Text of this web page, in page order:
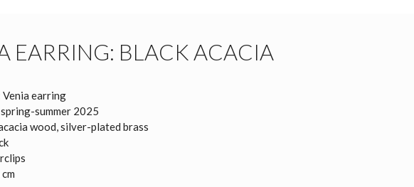
EARRING: BLACK ACACIA
Venia earring
summer 2025
wood, silver-plated brass